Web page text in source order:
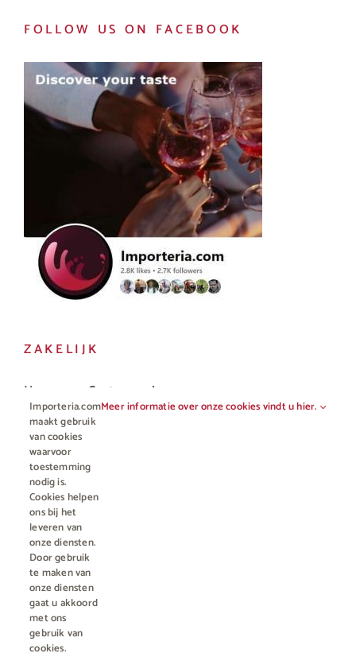
FOLLOW US ON FACEBOOK
ZAKELIJK
Horeca en Gastronomie
Vakhandel
© Copyright 2012 - 2023 • All rights reserved |
Kamer van Koophandel nummer 76959066
BTW en excl. €4,95 verzendkosten voor orders minder dan €50
Importeria.com
maakt gebruik
van cookies
waarvoor
toestemming
nodig is.
Cookies helpen
ons bij het
leveren van
onze diensten.
Door gebruik
te maken van
onze diensten
gaat u akkoord
met ons
gebruik van
cookies.
Meer informatie over onze cookies vindt u hier.